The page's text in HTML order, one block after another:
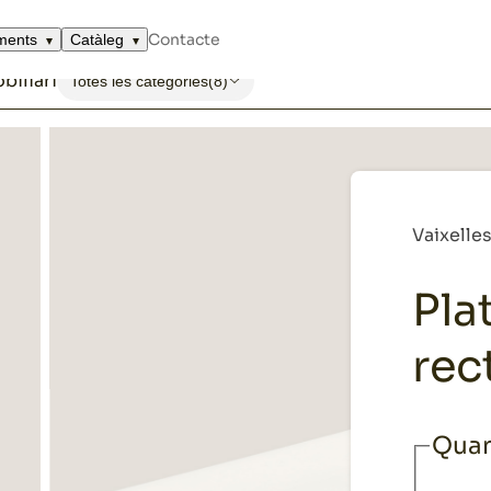
Catàleg Contacte
rectangular blanc
Totes les categories(8)